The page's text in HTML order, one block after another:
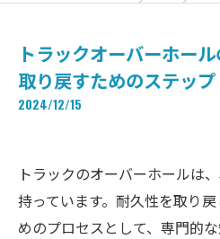
トラックオーバーホー
取り戻すためのステップ
2024/12/15
トラックのオーバーホールは
持っています。耐久性を取り
めのプロセスとして、専門的